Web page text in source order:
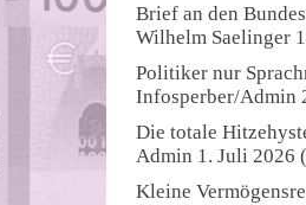
Brief an den
Wilhelm Saelinger
Politiker nur
Infosperber/Admin
Die totale
Admin 1. Juli 2026
Kleine